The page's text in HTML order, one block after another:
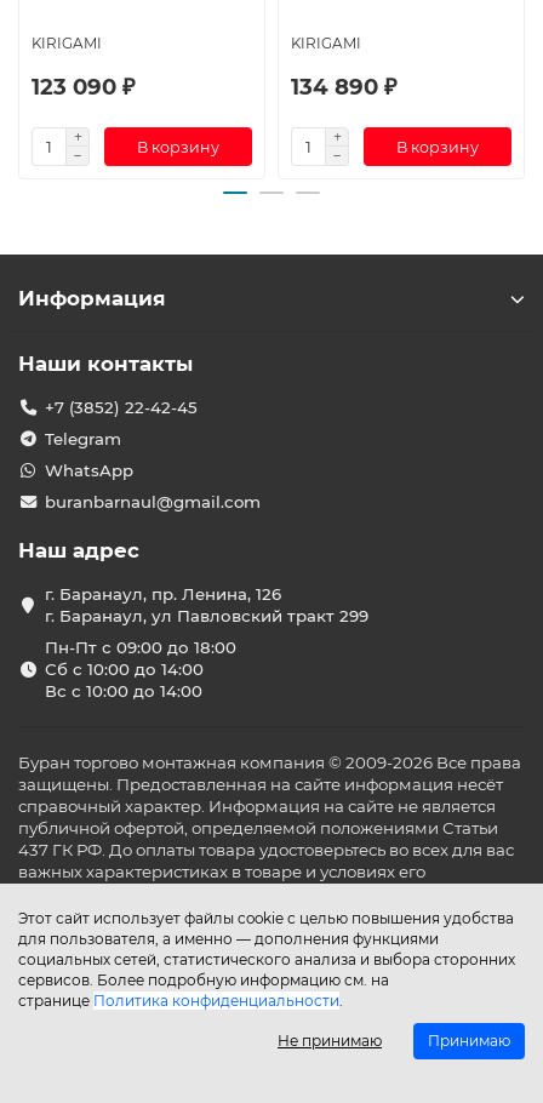
KIRIGAMI
123 090 ₽
В корзину
KIRIGAMI
134 890 ₽
В корзину
Этот сайт использует файлы cookie с целью повышения удобства
для пользователя, а именно — дополнения функциями
социальных сетей, статистического анализа и выбора сторонних
сервисов. Более подробную информацию см. на
странице Политика конфиденциальности.
Не принимаю Принимаю
Информация
Наши контакты
+7 (3852) 22-42-45
Telegram
WhatsApp
buranbarnaul@gmail.com
Наш адрес
г. Баранаул, пр. Ленина, 126
г. Баранаул, ул Павловский тракт 299
Пн-Пт с 09:00 до 18:00
Сб с 10:00 до 14:00
Вс с 10:00 до 14:00
Буран торгово монтажная компания © 2009-2026 Все права
защищены. Предоставленная на сайте информация несёт
справочный характер. Информация на сайте не является
публичной офертой, определяемой положениями Статьи
437 ГК РФ. До оплаты товара удостоверьтесь во всех для вас
важных характеристиках в товаре и условиях его